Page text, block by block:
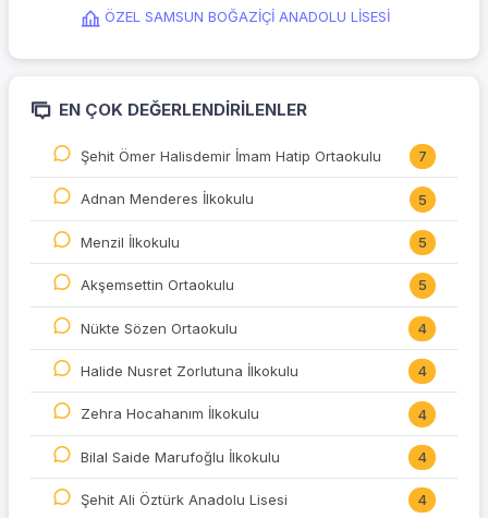
ÖZEL SAMSUN BOĞAZİÇİ ANADOLU LİSESİ
EN ÇOK DEĞERLENDIRILENLER
Şehit Ömer Halisdemir İmam Hatip Ortaokulu 7
Adnan Menderes İlkokulu 5
Menzil İlkokulu 5
Akşemsettin Ortaokulu 5
Nükte Sözen Ortaokulu 4
Halide Nusret Zorlutuna İlkokulu 4
Zehra Hocahanım İlkokulu 4
Bilal Saide Marufoğlu İlkokulu 4
Şehit Ali Öztürk Anadolu Lisesi 4